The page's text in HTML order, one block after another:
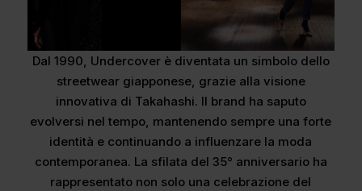
Dal 1990, Undercover è diventata un simbolo dello
streetwear giapponese, grazie alla visione
innovativa di Takahashi. Il brand ha saputo
evolversi nel tempo, mantenendo sempre una forte
identità e continuando a influenzare la moda
contemporanea. La sfilata del 35° anniversario ha
rappresentato non solo una celebrazione del